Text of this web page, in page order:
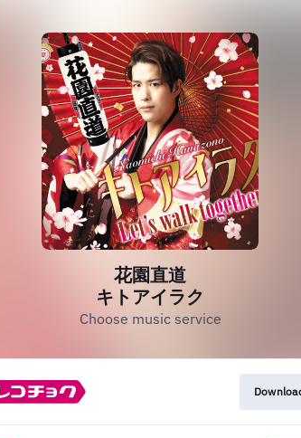
花園直道
キトアイラク
Choose music service